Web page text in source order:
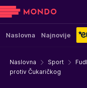
Naslovna Najnovije
Naslovna Sport
protiv Čukaričkog